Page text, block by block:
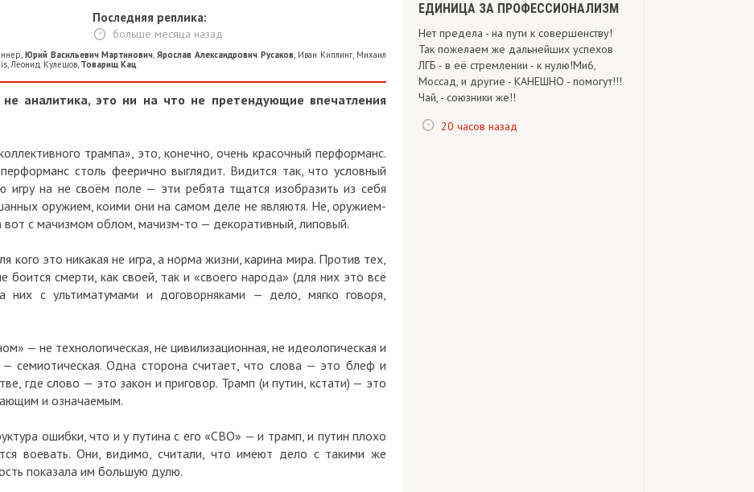
Последняя реплика:
больше месяца назад
, Юрий Васильевич Мартинович,Ярослав Александрович Русаков, Иван Киплинг, Михаил
,Леонид Кулешов, Товарищ Кац
аналитика, это ни на что не претендующие впечатления
трампа», это, конечно, очень красочный перформанс.
столь феерично выглядит. Видится так, что условный
игру на не своём поле — эти ребята тщатся изобразить из себя
оружием, коими они на самом деле не являютя. Не, оружием-
вот с мачизмом облом, мачизм-то — декоративный, липовый.
кого это никакая не игра, а норма жизни, карина мира. Против тех,
боится смерти, как своей, так и «своего народа» (для них это всё
них с ультиматумами и договорняками — дело, мягко говоря,
— не технологическая, не цивилизационная, не идеологическая и
семиотическая. Одна сторона считает, что слова — это блеф и
где слово — это закон и приговор. Трамп (и путин, кстати) — это
и означаемым.
ошибки, что и у путина с его «СВО» — и трамп, и путин плохо
воевать. Они, видимо, считали, что имеют дело с такими же
показала им большую дулю.
ЕДИНИЦА ЗА ПРОФЕССИОНАЛИЗМ
Нет предела - на пути к совершенству!
Так пожелаем же дальнейших успехов
ЛГБ - в её стремлении - к нулю!Ми6,
Моссад, и другие - КАНЕШНО - помогут!!!
Чай, - союзники же!!
20 часов назад